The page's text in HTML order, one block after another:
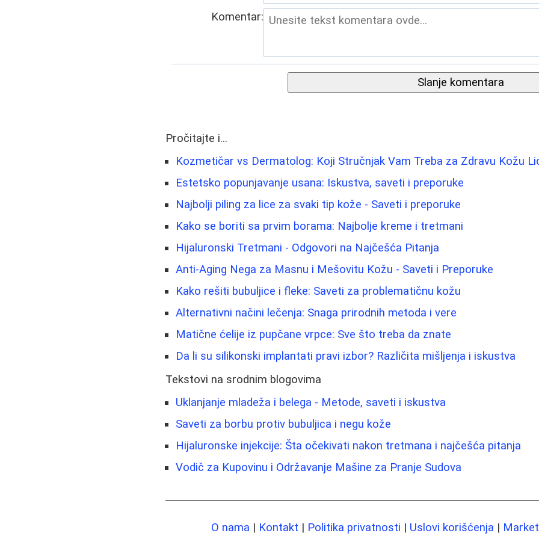
Komentar:
Slanje komentara
Pročitajte i...
Kozmetičar vs Dermatolog: Koji Stručnjak Vam Treba za Zdravu Kožu
Estetsko popunjavanje usana: Iskustva, saveti i preporuke
Najbolji piling za lice za svaki tip kože - Saveti i preporuke
Kako se boriti sa prvim borama: Najbolje kreme i tretmani
Hijaluronski Tretmani - Odgovori na Najčešća Pitanja
Anti-Aging Nega za Masnu i Mešovitu Kožu - Saveti i Preporuke
Kako rešiti bubuljice i fleke: Saveti za problematičnu kožu
Alternativni načini lečenja: Snaga prirodnih metoda i vere
Matične ćelije iz pupčane vrpce: Sve što treba da znate
Da li su silikonski implantati pravi izbor? Različita mišljenja i iskustva
Tekstovi na srodnim blogovima
Uklanjanje mladeža i belega - Metode, saveti i iskustva
Saveti za borbu protiv bubuljica i negu kože
Hijaluronske injekcije: Šta očekivati nakon tretmana i najčešća pitanja
Vodič za Kupovinu i Održavanje Mašine za Pranje Sudova
O nama | Kontakt | Politika privatnosti | Uslovi korišćenja |